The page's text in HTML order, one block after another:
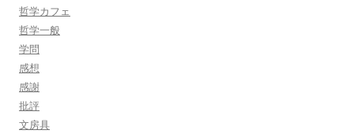
哲学カフェ
哲学一般
学問
感想
感謝
批評
文房具